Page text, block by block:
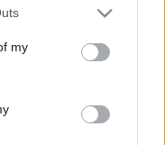
one or more Google
You may click to
third-party tags to
in below Google
my
a
készülő film
az MNF
A film
és Sipos